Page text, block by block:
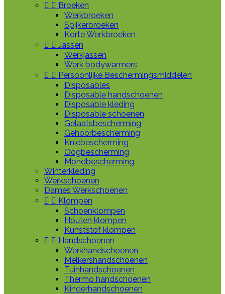
  Broeken
Werkbroeken
Spijkerbroeken
Korte Werkbroeken
  Jassen
Werkjassen
Werk bodywarmers
  Persoonlijke Beschermingsmiddelen
Disposables
Disposable handschoenen
Disposable kleding
Disposable schoenen
Gelaatsbescherming
Gehoorbescherming
Kniebescherming
Oogbescherming
Mondbescherming
Winterkleding
Werkschoenen
Dames Werkschoenen
  Klompen
Schoenklompen
Houten klompen
Kunststof klompen
  Handschoenen
Werkhandschoenen
Melkershandschoenen
Tuinhandschoenen
Thermo handschoenen
Kinderhandschoenen